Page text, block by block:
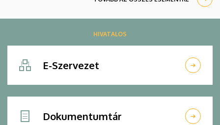
HIVATALOS
E-Szervezet
Dokumentumtár